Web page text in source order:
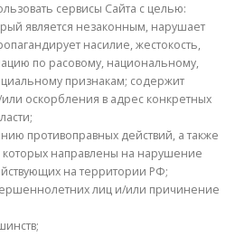
сервисы Сайта с целью:
является незаконным, нарушает
насилие, жестокость,
по расовому, национальному,
признакам; содержит
оскорбления в адрес конкретных
противоправных действий, а также
которых направлены на нарушение
на территории РФ;
лиц и/или причинение